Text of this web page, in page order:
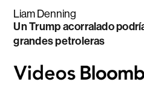
Liam Denning
Un Trump acorralado
grandes petroleras